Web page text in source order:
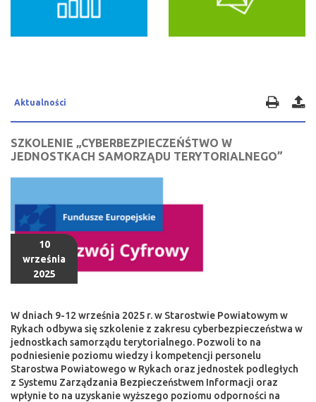
Aktualności
SZKOLENIE „CYBERBEZPIECZEŃŚTWO W
JEDNOSTKACH SAMORZĄDU TERYTORIALNEGO”
10
września
2025
W dniach 9-12 września 2025 r. w Starostwie Powiatowym w
Rykach odbywa się szkolenie z zakresu cyberbezpieczeństwa w
jednostkach samorządu terytorialnego. Pozwoli to na
podniesienie poziomu wiedzy i kompetencji personelu
Starostwa Powiatowego w Rykach oraz jednostek podległych
z Systemu Zarządzania Bezpieczeństwem Informacji oraz
wpłynie to na uzyskanie wyższego poziomu odporności na